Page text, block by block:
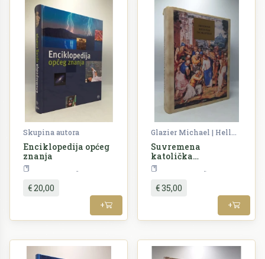
Skupina autora
Enciklopedija općeg
znanja
€ 20,00
+
Glazier Michael | Hellwig Monika
Suvremena
katolička
enciklopedija
€ 35,00
+